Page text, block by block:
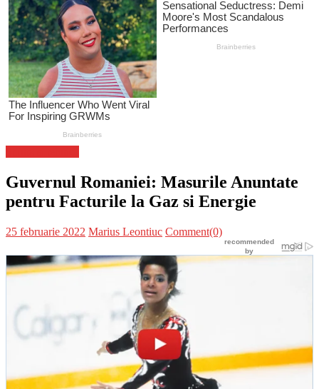
Guvernul Romaniei: Masurile Anuntate
pentru Facturile la Gaz si Energie
Posted
25 februarie 2022 Author
Marius Leontiuc Comment(0)